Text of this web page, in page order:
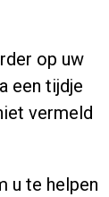
op uw
een tijdje
vermeld
u te helpen